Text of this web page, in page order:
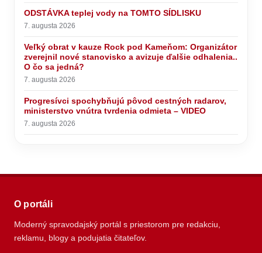
ODSTÁVKA teplej vody na TOMTO SÍDLISKU
7. augusta 2026
Veľký obrat v kauze Rock pod Kameňom: Organizátor
zverejnil nové stanovisko a avizuje ďalšie odhalenia..
O čo sa jedná?
7. augusta 2026
Progresívci spochybňujú pôvod cestných radarov,
ministerstvo vnútra tvrdenia odmieta – VIDEO
7. augusta 2026
O portáli
Moderný spravodajský portál s priestorom pre redakciu,
reklamu, blogy a podujatia čitateľov.